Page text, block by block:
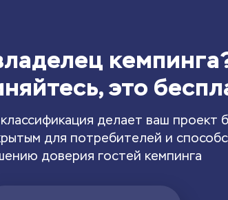
это
делает ваш проект
для потребителей и
доверия гостей кемпинга